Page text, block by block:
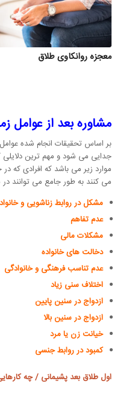
معجزه روانکاوی طلاق
مشاوره بعد از عوامل
بر اساس تحقیقات انجام شده
جدایی می شود و مهم ترین
موارد زیر می باشد که افرادی که
می کنند به طور جامع می توانند
مشکل در روابط زناشویی و
عدم تفاهم
مشکلات مالی
دخالت های خانواده
عدم تناسب فرهنگی و خانوادگی
اختلاف سنی زیاد
ازدواج در سنین پایین
ازدواج در سنین بالا
خیانت زن یا مرد
کمبود در روابط جنسی
اول طلاق بعد پشیمانی / چه